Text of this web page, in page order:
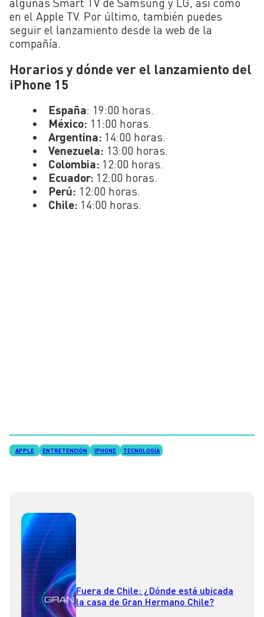
en el Apple TV. Por último, también puedes
seguir el lanzamiento desde la web de la
compañía.
Horarios y dónde ver el lanzamiento del
iPhone 15
España: 19:00 horas.
México: 11:00 horas.
Argentina: 14:00 horas.
Venezuela: 13:00 horas.
Colombia: 12:00 horas.
Ecuador: 12:00 horas.
Perú: 12:00 horas.
Chile: 14:00 horas.
APPLE ENTRETENCIÓN IPHONE TECNOLOGÍA
Fuera de Chile: ¿Dónde está ubicada
la casa de Gran Hermano Chile?